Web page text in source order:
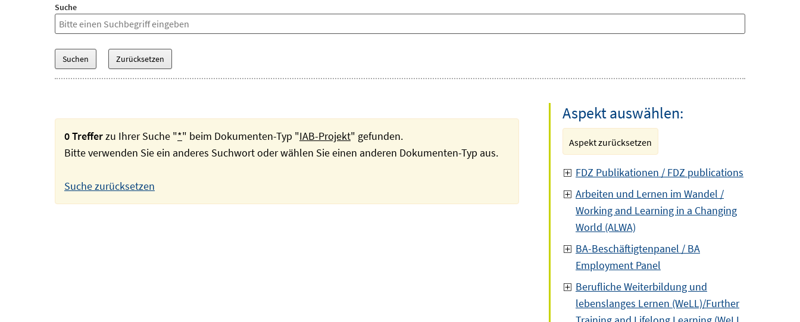
Suche
0 Trefferzu Ihrer Suche "*" beim Dokumenten-Typ "IAB-Projekt" gefunden.
Bitte verwenden Sie ein anderes Suchwort oder wählen Sie einen anderen Dokumenten-Typ aus.
Suche zurücksetzen
Aspekt auswählen:
Aspekt zurücksetzen
FDZ Publikationen / FDZ publications
Arbeiten und Lernen im Wandel /
Working and Learning in a Changing
World (ALWA)
BA-Beschäftigtenpanel / BA
Employment Panel
Berufliche Weiterbildung und
lebenslanges Lernen (WeLL)/Further